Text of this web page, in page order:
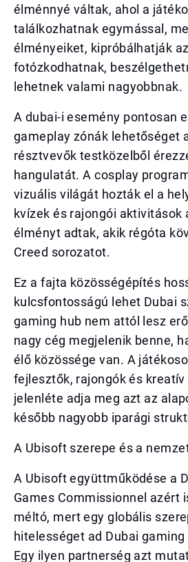
élménnyé váltak, ahol a
találkozhatnak egymással,
élményeiket, kipróbálhatják
fotózkodhatnak,
lehetnek valami nagyobbnak.
A dubai-i esemény pontosan
gameplay zónák lehetőséget
résztvevők testközelből
hangulatát. A cosplay
vizuális világát hozták el a
kvízek és rajongói aktivitások
élményt adtak, akik régóta
Creed sorozatot.
Ez a fajta közösségépítés
kulcsfontosságú lehet Dubai
gaming hub nem attól lesz
nagy cég megjelenik benne,
élő közössége van. A
fejlesztők, rajongók és
jelenléte adja meg azt az
később nagyobb iparági
A Ubisoft szerepe és a
A Ubisoft együttműködése a
Games Commissionnel azért
méltó, mert egy globális
hitelességet ad Dubai
Egy ilyen partnerség azt